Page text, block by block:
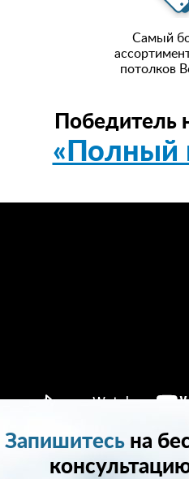
Самый
потолков
Победитель
«Полный
Запишитесьна